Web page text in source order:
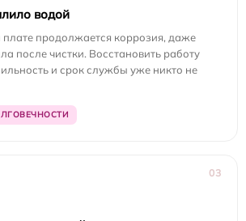
водой
плате продолжается коррозия, даже
после чистки. Восстановить работу
и срок службы уже никто не
03